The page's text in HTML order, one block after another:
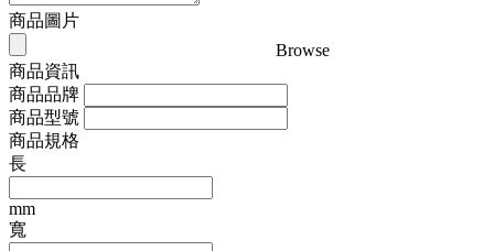
商品圖片
Browse
商品資訊
商品品牌
商品型號
商品規格
長
mm
寬